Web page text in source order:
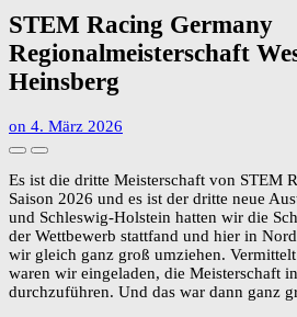
STEM Racing Germany
Regionalmeisterschaft
Heinsberg
on 4. März 2026
Es ist die dritte Meisterschaft von STEM
Saison 2026 und es ist der dritte neue
und Schleswig-Holstein hatten wir die
der Wettbewerb stattfand und hier in
wir gleich ganz groß umziehen.
waren wir eingeladen, die Meisterschaft
durchzuführen. Und das war dann ganz